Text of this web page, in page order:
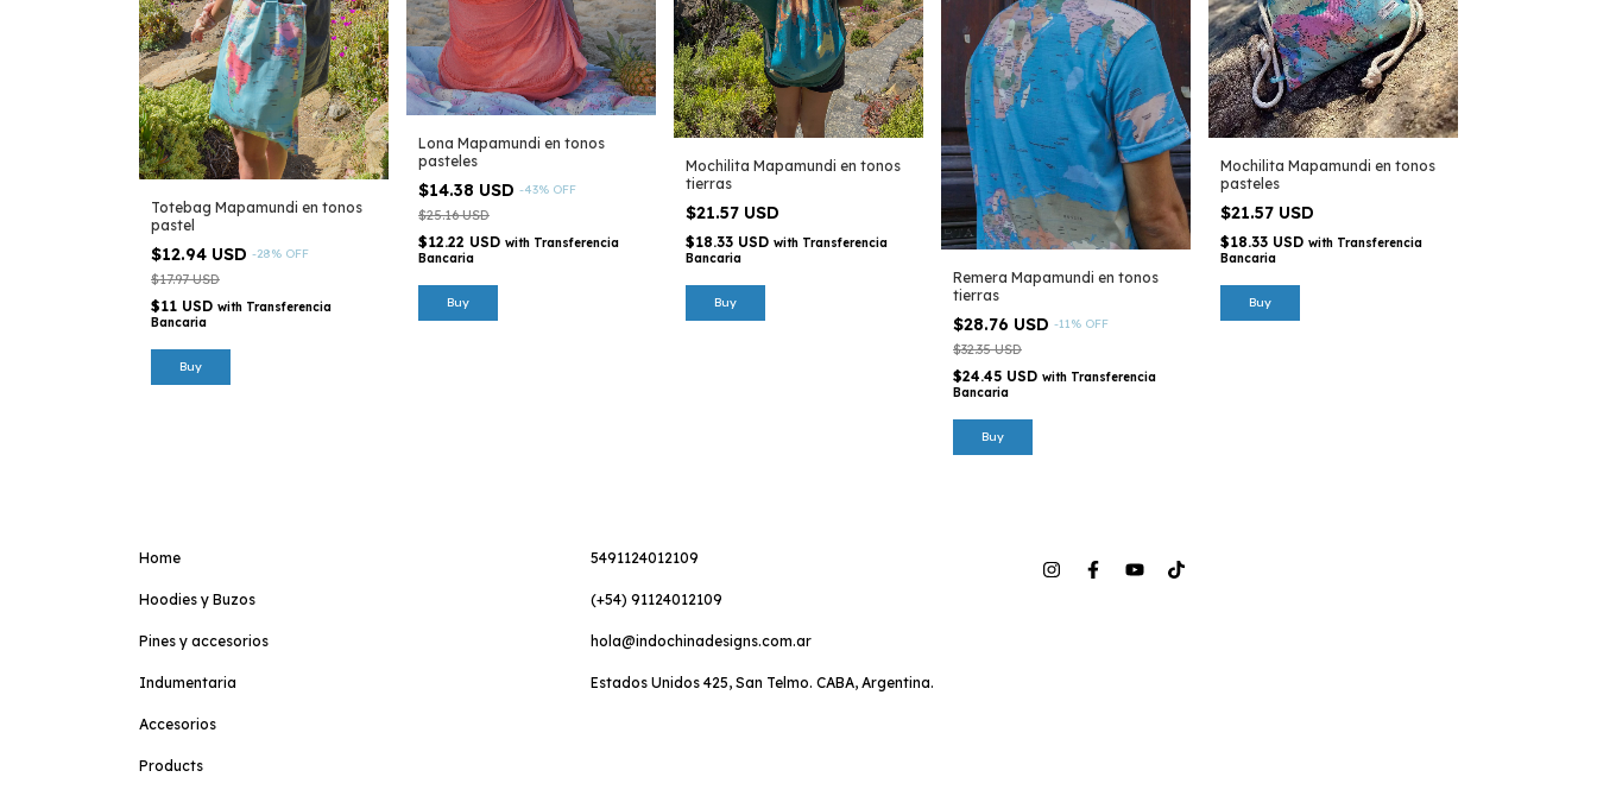
Totebag Mapamundi en tonos
pastel
$12.94 USD -28% OFF
$17.97 USD
$11 USD with Transferencia
Bancaria
Lona Mapamundi en tonos
pasteles
$14.38 USD -43% OFF
$25.16 USD
$12.22 USD with Transferencia
Bancaria
Mochilita Mapamundi en tonos
tierras
$21.57 USD
$18.33 USD with Transferencia
Bancaria
Remera Mapamundi en tonos
tierras
$28.76 USD -11% OFF
$32.35 USD
$24.45 USD with Transferencia
Bancaria
Buy
Mochilita Mapamundi en tonos
pasteles
$21.57 USD
$18.33 USD with Transferencia
Bancaria
Home
Hoodies y Buzos
Pines y accesorios
Indumentaria
Accesorios
Products
5491124012109
(+54) 91124012109
hola@indochinadesigns.com.ar
Estados Unidos 425, San Telmo. CABA, Argentina.